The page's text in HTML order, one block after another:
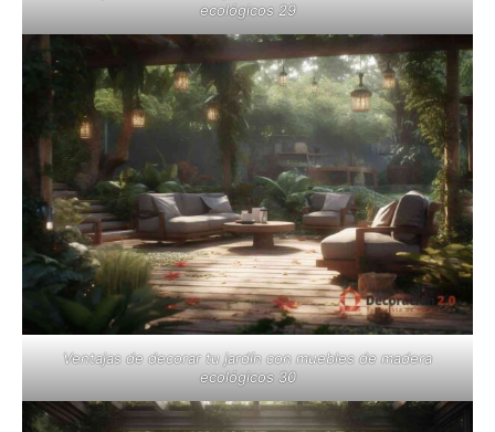
ecológicos 29
Ventajas de decorar tu jardín con muebles de madera
ecológicos 30